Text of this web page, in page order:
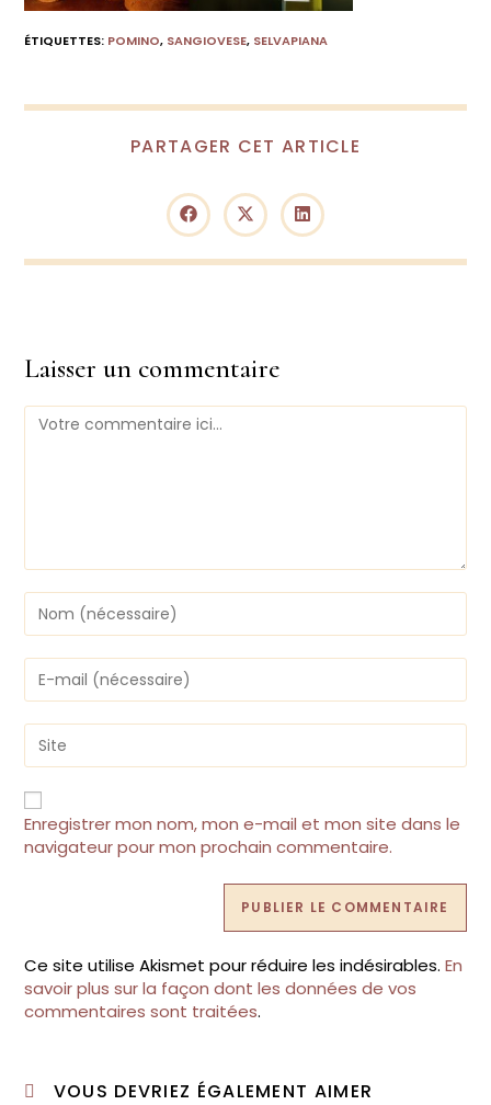
ÉTIQUETTES: POMINO, SANGIOVESE, SELVAPIANA
PARTAGER CET ARTICLE
Ouvrir
dans
autre
Ouvrir
dans
autre
Ouvrir
dans
autre
Laisser un commentaire
Comment
Enter
your
name
or
username
to
comment
Enter
your
email
address
to
comment
Saisir
l’URL
de
votre
site
(facultatif)
Enregistrer mon nom, mon e-mail et mon site dans le
navigateur pour mon prochain commentaire.
Ce site utilise Akismet pour réduire les indésirables.En
savoir plus sur la façon dont les données de vos
commentaires sont traitées.
VOUS DEVRIEZ ÉGALEMENT AIMER